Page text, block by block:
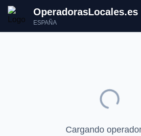
OperadorasLocales.es
ESPAÑA
Cargando